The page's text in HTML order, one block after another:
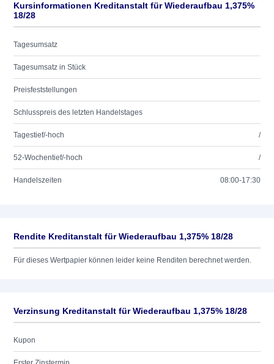
Kursinformationen Kreditanstalt für Wiederaufbau 1,375%
18/28
Tagesumsatz
Tagesumsatz in Stück
Preisfeststellungen
Schlusspreis des letzten Handelstages
Tagestief/-hoch /
52-Wochentief/-hoch /
Handelszeiten 08:00-17:30
Rendite Kreditanstalt für Wiederaufbau 1,375% 18/28
Für dieses Wertpapier können leider keine Renditen berechnet werden.
Verzinsung Kreditanstalt für Wiederaufbau 1,375% 18/28
Kupon